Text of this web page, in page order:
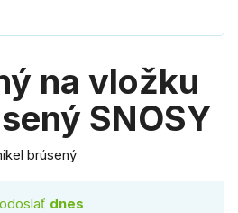
na vložku
SNOSY
brúsený
dnes